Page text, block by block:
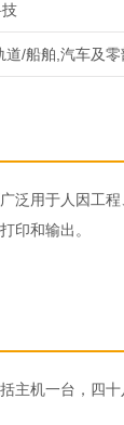
道/船舶,汽车及
泛用于人因工
印和输出。
主机一台，四十